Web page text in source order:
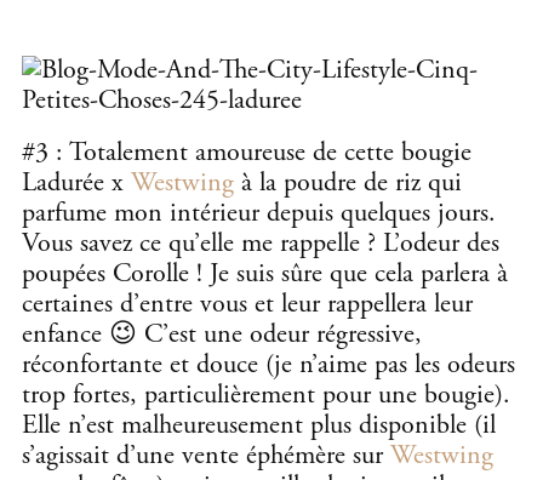
#3 : Totalement amoureuse de cette bougie
Ladurée x Westwing à la poudre de riz qui
parfume mon intérieur depuis quelques jours.
Vous savez ce qu’elle me rappelle ? L’odeur des
poupées Corolle ! Je suis sûre que cela parlera à
certaines d’entre vous et leur rappellera leur
enfance 😉 C’est une odeur régressive,
réconfortante et douce (je n’aime pas les odeurs
trop fortes, particulièrement pour une bougie).
Elle n’est malheureusement plus disponible (il
s’agissait d’une vente éphémère sur Westwing